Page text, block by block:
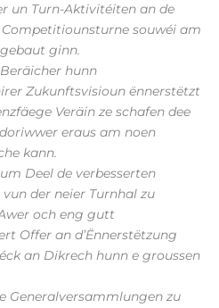
un Turn-Aktivitéiten an de
souwéi am
ginn.
hunn
Zukunftsvisioun ënnerstëtzt
Veräin ze schafen dee
eraus am noen
kann.
Deel de verbesserten
der neier Turnhal zu
och eng gutt
Offer an d’Ënnerstëtzung
an Dikrech hunn e groussen
Generalversammlungen zu